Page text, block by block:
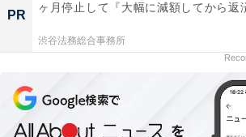
PR
ヶ月停止して『大幅に減額してから返
渋谷法務総合事務所